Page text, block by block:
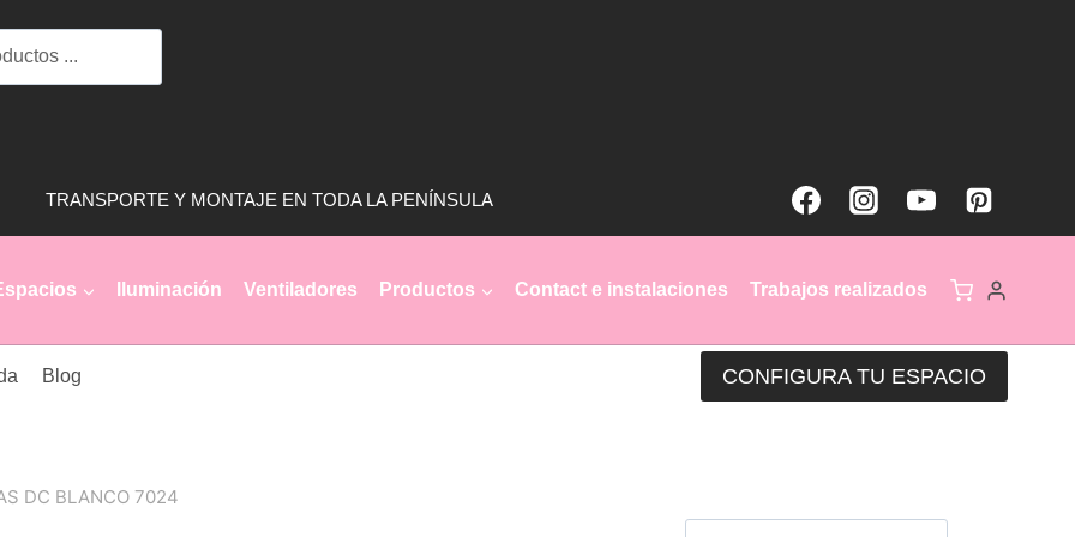
TRANSPORTE Y MONTAJE EN TODA LA PENÍNSULA
Iluminación Ventiladores Productos Contact e instalaciones Trabajos realizados
Blog CONFIGURA TU ESPACIO
DC BLANCO 7024
cantidad